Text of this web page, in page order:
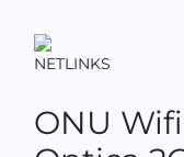
ONU